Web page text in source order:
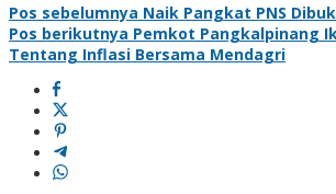
Pos sebelumnya Naik Pangkat PNS
Pos berikutnya Pemkot Pangkalpinang
Tentang Inflasi Bersama Mendagri